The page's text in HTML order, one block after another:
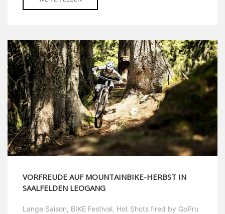
VORFREUDE AUF MOUNTAINBIKE-HERBST IN
SAALFELDEN LEOGANG
Lange Saison, BIKE Festival, Hot Shots fired by GoPro